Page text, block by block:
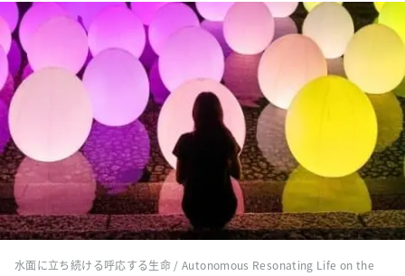
水面に立ち続ける呼応する生命 / Autonomous Resonating Life on the